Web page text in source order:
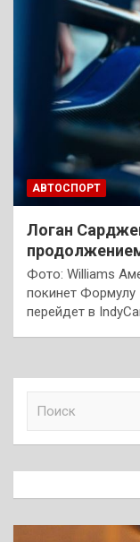
АВТОСПОРТ
Логан
Фото: Williams
покинет Формулу
перейдет в
к